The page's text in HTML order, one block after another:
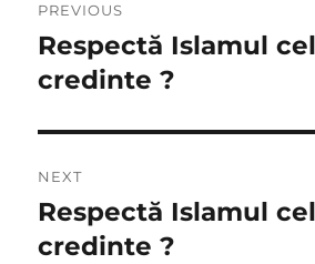
navigation
PREVIOUS
Previous
post:
Respectă Islamul
credinte ?
NEXT
Next
post:
Respectă Islamul
credinte ?